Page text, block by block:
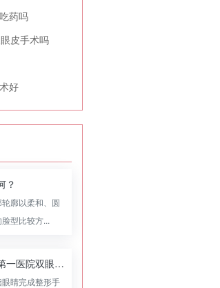
药吗
皮手术吗
好
？
廓以柔和、圆
型比较方...
大连医科大学附属第一医院双眼皮修复怎么样，附双眼皮修复案例
睛完成整形手